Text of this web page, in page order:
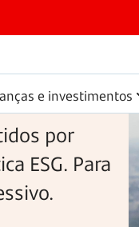
e investimentos
por
ESG. Para